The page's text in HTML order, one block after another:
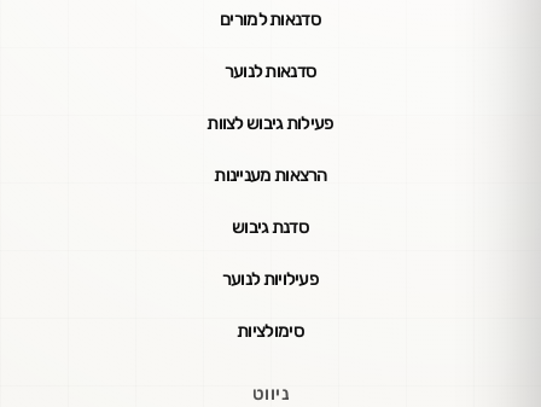
סדנאות למורים
סדנאות לנוער
פעילות גיבוש לצוות
הרצאות מעניינות
סדנת גיבוש
פעילויות לנוער
סימולציות
ניווט